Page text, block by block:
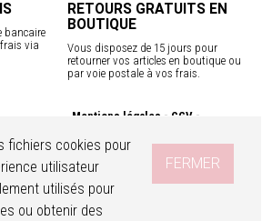
bancaire
via
RETOURS GRATUITS EN
BOUTIQUE
Vous disposez de 15 jours pour
retourner vos articles en boutique ou
par voie postale à vos frais.
Mentions légales
CGV
Programme fidélité
Livraisons internationales
SUIVEZ-NOUS
fichiers cookies pour
utilisateur
utilisés pour
ou obtenir des
FERMER